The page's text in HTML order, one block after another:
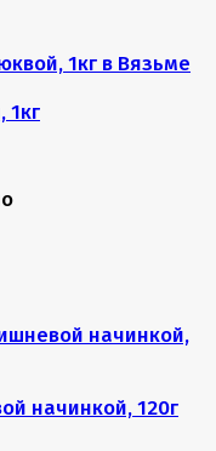
1кг
начинкой, 120г